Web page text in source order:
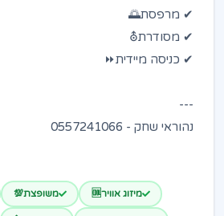
✔ מרפסת🌅
✔ מסודרת⛢
✔ כניסה מיידית⏩
---
נהוראי שחק - 0557241066
מיזוג אוויר🆒 משופצת💯